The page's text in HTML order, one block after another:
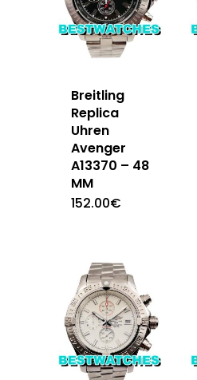
Breitling
Replica
Uhren
Avenger
A13370 – 48
MM
152.00€